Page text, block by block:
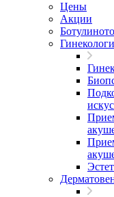
Цены
Акции